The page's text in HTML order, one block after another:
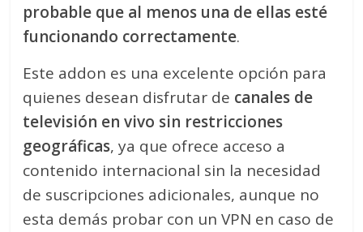
probable que al menos una de ellas esté
funcionando correctamente.
Este addon es una excelente opción para
quienes desean disfrutar de canales de
televisión en vivo sin restricciones
geográficas, ya que ofrece acceso a
contenido internacional sin la necesidad
de suscripciones adicionales, aunque no
esta demás probar con un VPN en caso de